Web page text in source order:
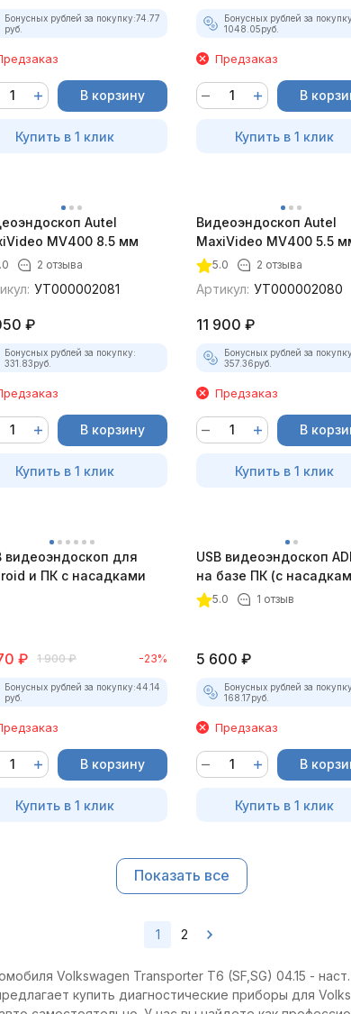
Бонусных рублей за покупку:74.77
руб.
В корзину
Купить в 1 клик
Бонусных рублей за
1048.05руб.
Предзаказ
В
Купить в 1 клик
Autel
MV400 8.5 мм
2 отзыва
УТ000002081
₽
Бонусных рублей за покупку:
331.83руб.
В корзину
Купить в 1 клик
Видеоэндоскоп Autel
MaxiVideo MV400 5.5
5.0 2 отзыва
Артикул: УТ000002080
11 900 ₽
Бонусных рублей за
357.36руб.
Предзаказ
В
Купить в 1 клик
видеоэндоскоп для
и ПК с насадками
₽ 1 900 ₽ -23%
Бонусных рублей за покупку:44.14
руб.
В корзину
Купить в 1 клик
USB видеоэндоскоп
на базе ПК (с
5.0 1 отзыв
5 600 ₽
Бонусных рублей за
168.17руб.
Предзаказ
В
Купить в 1 клик
Показать все
1 2
Volkswagen Transporter T6 (SF,SG) 04.15 -
купить диагностические приборы для